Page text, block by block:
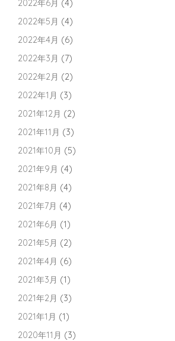
2022年6月 (4)
2022年5月 (4)
2022年4月 (6)
2022年3月 (7)
2022年2月 (2)
2022年1月 (3)
2021年12月 (2)
2021年11月 (3)
2021年10月 (5)
2021年9月 (4)
2021年8月 (4)
2021年7月 (4)
2021年6月 (1)
2021年5月 (2)
2021年4月 (6)
2021年3月 (1)
2021年2月 (3)
2021年1月 (1)
2020年11月 (3)